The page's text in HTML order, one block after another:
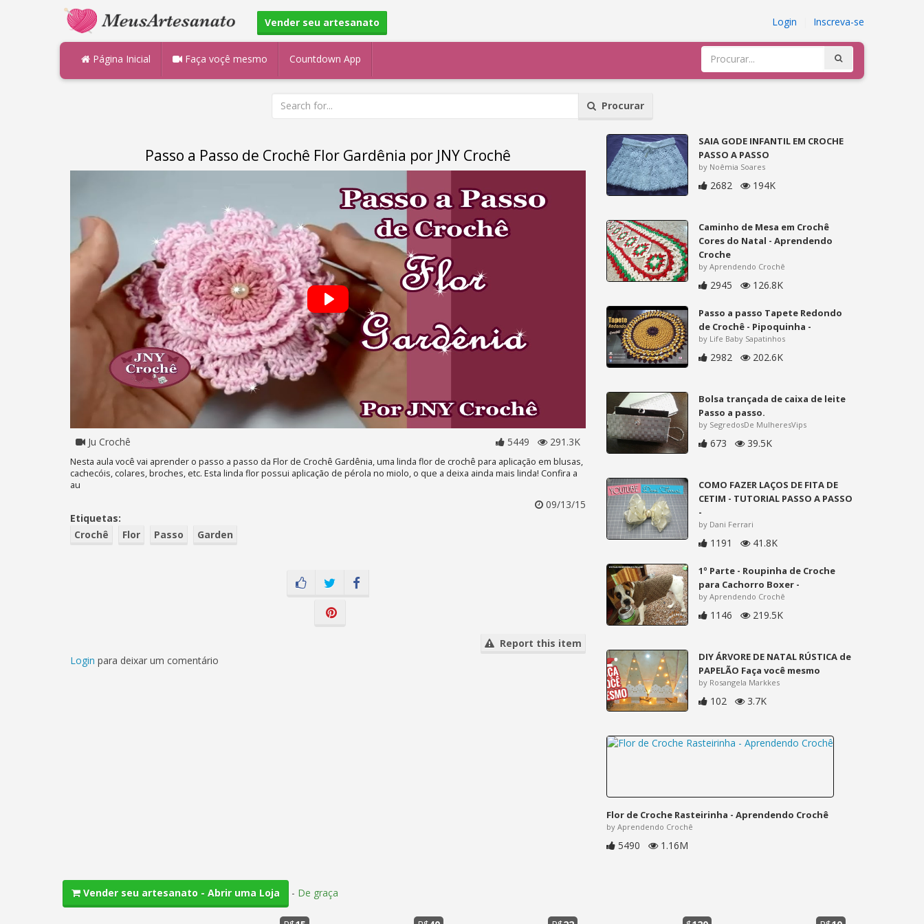
Vender seu artesanato Login Inscreva-se
Página Inicial Faça voçê mesmo Countdown App
Procurar
Passo a Passo de Crochê Flor Gardênia por JNY Crochê
Ju Crochê 5449 291.3K
Nesta aula você vai aprender o passo a passo da Flor de Crochê Gardênia, uma linda flor de crochê para aplicação em blusas,
cachecóis, colares, broches, etc. Esta linda flor possui aplicação de pérola no miolo, o que a deixa ainda mais linda! Confira a
au
09/13/15
Etiquetas:
Crochê
Flor Passo Garden
Report this item
Login para deixar um comentário
SAIA GODE INFANTIL EM CROCHE
PASSO A PASSO
by Noêmia Soares
2682 194K
Caminho de Mesa em Crochê
Cores do Natal - Aprendendo
Croche
by Aprendendo Crochê
2945 126.8K
Passo a passo Tapete Redondo
de Crochê - Pipoquinha -
by Life Baby Sapatinhos
2982 202.6K
Bolsa trançada de caixa de leite
Passo a passo.
by SegredosDe MulheresVips
673 39.5K
COMO FAZER LAÇOS DE FITA DE
CETIM - TUTORIAL PASSO A PASSO
-
by Dani Ferrari
1191 41.8K
1º Parte - Roupinha de Croche
para Cachorro Boxer -
by Aprendendo Crochê
1146 219.5K
DIY ÁRVORE DE NATAL RÚSTICA de
PAPELÃO Faça você mesmo
by Rosangela Markkes
102 3.7K
Flor de Croche Rasteirinha - Aprendendo Crochê
by Aprendendo Crochê
5490 1.16M
Vender seu artesanato - Abrir uma Loja - De graça